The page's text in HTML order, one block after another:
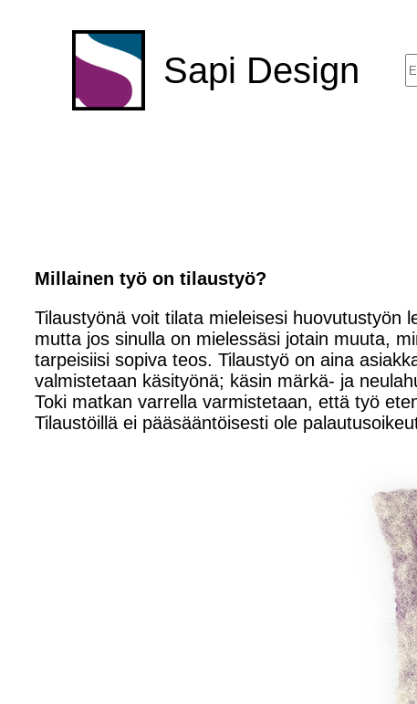
Sapi Design
Millainen työ on tilaustyö?
Tilaustyönä voit tilata mieleisesi huovutustyön
mutta jos sinulla on mielessäsi jotain muuta,
tarpeisiisi sopiva teos. Tilaustyö on aina
valmistetaan käsityönä; käsin märkä- ja
Toki matkan varrella varmistetaan, että työ
Tilaustöillä ei pääsääntöisesti ole